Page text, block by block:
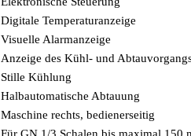
Digitale Temperaturanzeige
Visuelle Alarmanzeige
Anzeige des Kühl- und
Stille Kühlung
Halbautomatische Abtauung
Maschine rechts, bedienerseitig